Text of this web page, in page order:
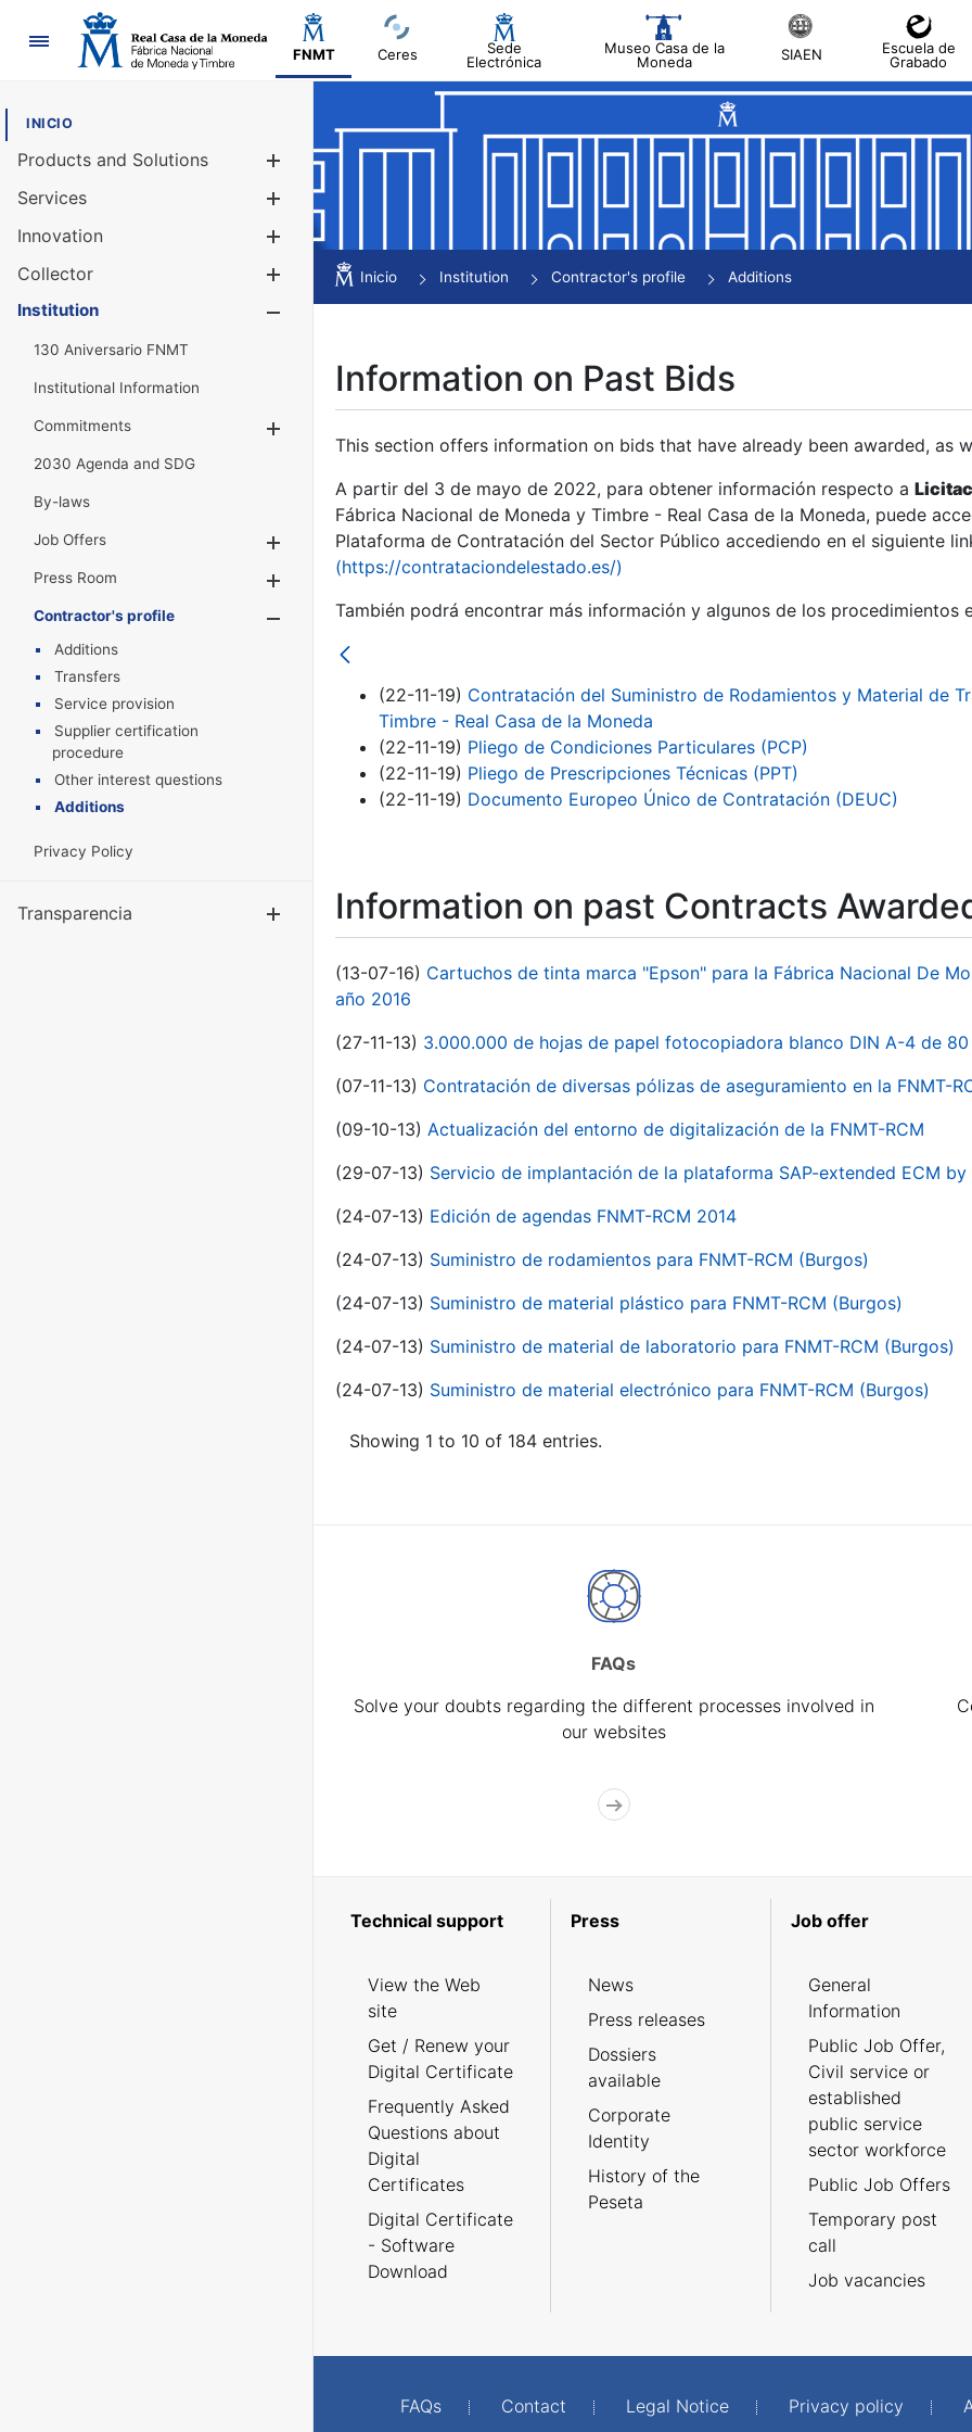
Navigation
FNMT Ceres
Sede
Electrónica
Museo Casa de la
Moneda
SIAEN
Escuela de
Grabado
INICIO
Products and Solutions
Services
Innovation
Collector
Show/Hide
Institution
130 Aniversario FNMT
Institutional Information
Commitments
2030 Agenda and SDG
By-laws
Job Offers
Show/Hide
Press Room
Show/Hide
Contractor's profile
Show/Hide
Additions
Transfers
Service provision
Supplier certification
procedure
Other interest questions
Additions
Privacy Policy
Transparencia Show/Hide
Inicio Institution Contractor's profile Additions
Information on Past Bids
This section offers information on bids that have already been awarded, as
A partir del 3 de mayo de 2022, para obtener información respecto a
Fábrica Nacional de Moneda y Timbre - Real Casa de la Moneda, puede
Plataforma de Contratación del Sector Público accediendo en el siguiente
(https://contrataciondelestado.es/)
También podrá encontrar más información y algunos de los procedimientos
(22-11-19) Contratación del Suministro de Rodamientos y Material de
Timbre - Real Casa de la Moneda
(22-11-19) Pliego de Condiciones Particulares (PCP)
(22-11-19) Pliego de Prescripciones Técnicas (PPT)
(22-11-19) Documento Europeo Único de Contratación (DEUC)
Information on past Contracts
(13-07-16) Cartuchos de tinta marca "Epson" para la Fábrica Nacional De
año 2016
(27-11-13) 3.000.000 de hojas de papel fotocopiadora blanco DIN A-4 de 80
(07-11-13) Contratación de diversas pólizas de aseguramiento en la FNMT-
(09-10-13) Actualización del entorno de digitalización de la FNMT-RCM
(29-07-13) Servicio de implantación de la plataforma SAP-extended ECM by
(24-07-13) Edición de agendas FNMT-RCM 2014
(24-07-13) Suministro de rodamientos para FNMT-RCM (Burgos)
(24-07-13) Suministro de material plástico para FNMT-RCM (Burgos)
(24-07-13) Suministro de material de laboratorio para FNMT-RCM (Burgos)
(24-07-13) Suministro de material electrónico para FNMT-RCM (Burgos)
Showing 1 to 10 of 184 entries.
FAQs
Solve your doubts regarding the different processes involved in
our websites
Technical support
View the Web
site
Get / Renew your
Digital Certificate
Frequently Asked
Questions about
Digital
Certificates
Digital Certificate
- Software
Download
Press
News
Press releases
Dossiers
available
Corporate
Identity
History of the
Peseta
Job offer
General
Information
Public Job Offer,
Civil service or
established
public service
sector workforce
Public Job Offers
Temporary post
call
Job vacancies
FAQs Contact Legal Notice Privacy policy